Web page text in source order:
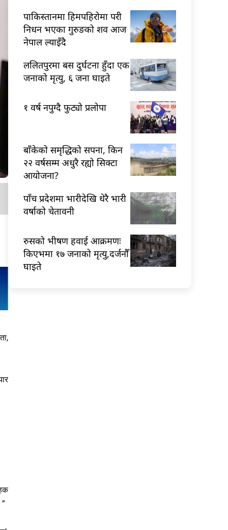
पाकिस्तानमा हिमपहिरोमा परी
निधन भएका गुरुङको शव आज
नेपाल ल्याइँदै
ललितपुरमा बस दुर्घटना हुँदा एक
जनाको मृत्यु, ६ जना घाइते
१ वर्ष नपुग्दै फुट्यो प्रलोपा
बाँकेको समृद्धिको सपना, किन
२२ वर्षसम्म अधुरै रह्यो सिक्टा
आयोजना?
पाँच प्रदेशमा भारीदेखि धेरै भारी
वर्षाको चेतावनी
रुसको भीषण हवाई आक्रमणः
किएभमा १७ जनाको मृत्यु,दर्जनौँ
घाइते